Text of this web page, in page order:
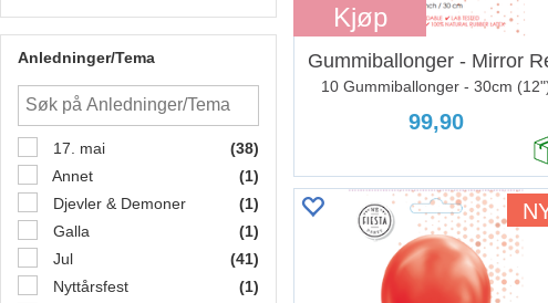
Anledninger/Tema
17. mai
(38)
Annet
(1)
Djevler & Demoner
(1)
Galla
(1)
Jul
(41)
Nyttårsfest
(1)
Kjøp
Gummiballonger - Mirror
10 Gummiballonger - 30cm
99,90